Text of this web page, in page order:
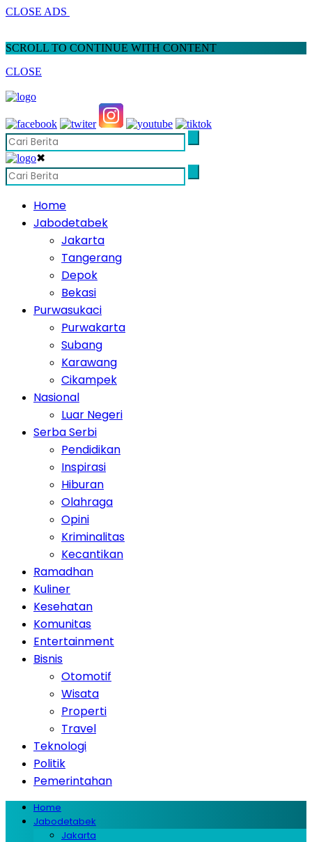
CLOSE ADS
SCROLL TO CONTINUE WITH CONTENT
CLOSE
✖
Home
Jabodetabek
Jakarta
Tangerang
Depok
Bekasi
Purwasukaci
Purwakarta
Subang
Karawang
Cikampek
Nasional
Luar Negeri
Serba Serbi
Pendidikan
Inspirasi
Hiburan
Olahraga
Opini
Kriminalitas
Kecantikan
Ramadhan
Kuliner
Kesehatan
Komunitas
Entertainment
Bisnis
Otomotif
Wisata
Properti
Travel
Teknologi
Politik
Pemerintahan
Home
Jabodetabek
Jakarta